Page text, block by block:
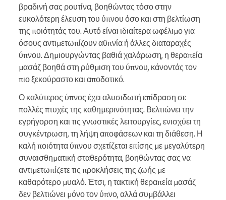
βραδινή σας ρουτίνα, βοηθώντας τόσο στην
ευκολότερη έλευση του ύπνου όσο και στη βελτίωση
της ποιότητάς του. Αυτό είναι ιδιαίτερα ωφέλιμο για
όσους αντιμετωπίζουν αϋπνία ή άλλες διαταραχές
ύπνου. Δημιουργώντας βαθιά χαλάρωση, η θεραπεία
μασάζ βοηθά στη ρύθμιση του ύπνου, κάνοντάς τον
πιο ξεκούραστο και αποδοτικό.
Ο καλύτερος ύπνος έχει αλυσιδωτή επίδραση σε
πολλές πτυχές της καθημερινότητας. Βελτιώνει την
εγρήγορση και τις γνωστικές λειτουργίες, ενισχύει τη
συγκέντρωση, τη λήψη αποφάσεων και τη διάθεση. Η
καλή ποιότητα ύπνου σχετίζεται επίσης με μεγαλύτερη
συναισθηματική σταθερότητα, βοηθώντας σας να
αντιμετωπίζετε τις προκλήσεις της ζωής με
καθαρότερο μυαλό. Έτσι, η τακτική θεραπεία μασάζ
δεν βελτιώνει μόνο τον ύπνο, αλλά συμβάλλει